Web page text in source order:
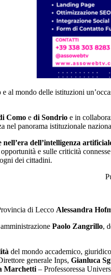
al mondo delle istituzioni
Como e di Sondrio e in
nel panorama istituzionale
dell’intelligenza
e sulle criticità
dei cittadini.
di Lecco Alessandra
Paolo Zangrillo,
del mondo accademico,
generale Inps, Gianluca
Marchetti– Professoressa